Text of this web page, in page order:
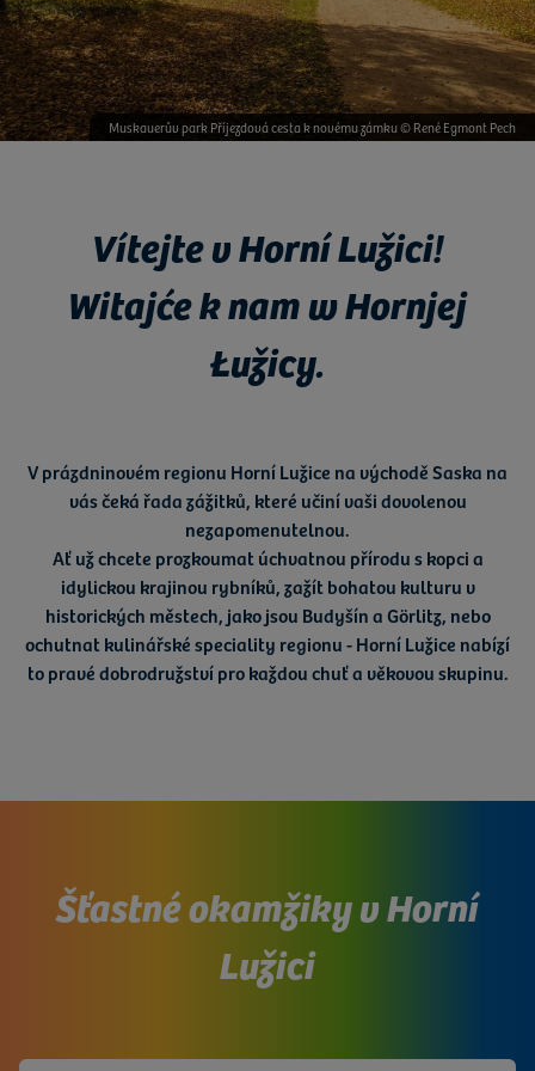
Muskauerův park Příjezdová cesta k novému zámku © René Egmont Pech
Vítejte v Horní Lužici!
Witajće k nam w Hornjej
Łužicy.
Vprázdninovém regionu Horní Lužice na východěSaska na
vás čeká řada zážitků, které učiní vaši dovolenou
nezapomenutelnou.
Ať už chcete prozkoumatúchvatnou přírodus kopci a
idylickou krajinou rybníků, zažítbohatou kulturu v
historických městech, jako jsou Budyšín a Görlitz, nebo
ochutnatkulinářské speciality regionu - Horní Lužice nabízí
to pravé dobrodružství pro každou chuť a věkovou skupinu.
Šťastné okamžiky v Horní
Lužici